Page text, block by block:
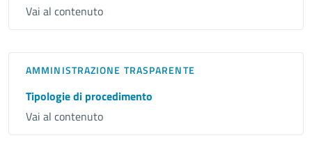
Vai al contenuto
AMMINISTRAZIONE TRASPARENTE
Tipologie di procedimento
Vai al contenuto